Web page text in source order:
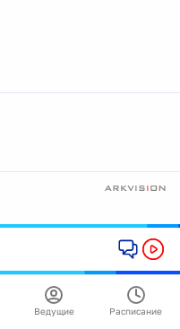
Ведущие Расписание